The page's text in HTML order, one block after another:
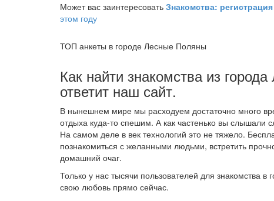
Может вас заинтересовать Знакомства: регистрация
этом году
ТОП анкеты в городе Лесные Поляны
Как найти знакомства из
ответит наш сайт.
В нынешнем мире мы расходуем достаточно много
отдыха куда-то спешим. А как частенько вы слышали
На самом деле в век технологий это не тяжело.
познакомиться с желанными людьми, встретить
домашний очаг.
Только у нас тысячи пользователей для знакомства
свою любовь прямо сейчас.